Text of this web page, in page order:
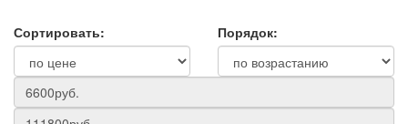
Сортировать: Порядок: